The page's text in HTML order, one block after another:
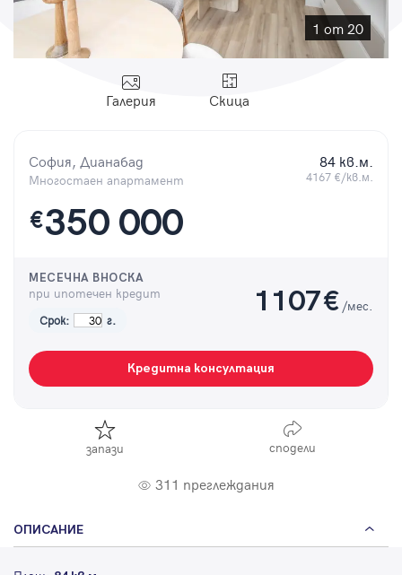
1 от 20
Галерия Скица
София, Дианабад
Многостаен апартамент
84 кв.м.
4167 €/кв.м.
€350 000
МЕСЕЧНА ВНОСКА
при ипотечен кредит
Срок: г.
1107€ /мес.
Кредитна консултация
запази сподели
311 преглеждания
ОПИСАНИЕ
Парола
Забравена парола
Регистрация